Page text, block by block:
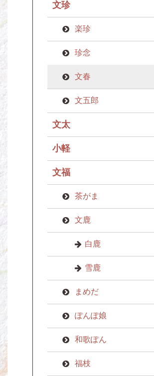
文珍
楽珍
珍念
文春
文五郎
文太
小軽
文福
茶がま
文鹿
白鹿
雪鹿
まめだ
ぽんぽ娘
和歌ぽん
福枝